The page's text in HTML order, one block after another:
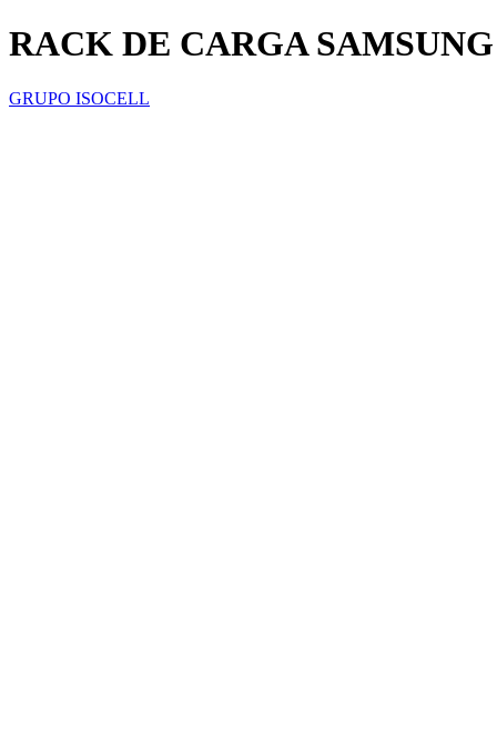
RACK DE CARGA
GRUPO ISOCELL